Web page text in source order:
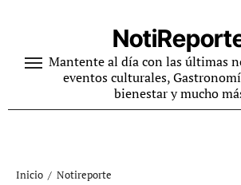
contenidoMantente al día con las últimas
eventos culturales,
bienestar y mucho
Inicio
Notireporte